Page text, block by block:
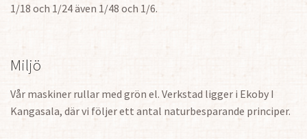
1/18 och 1/24 även 1/48 och 1/6.
Miljö
Vår maskiner rullar med grön el. Verkstad ligger i Ekoby I
Kangasala, där vi följer ett antal naturbesparande principer.